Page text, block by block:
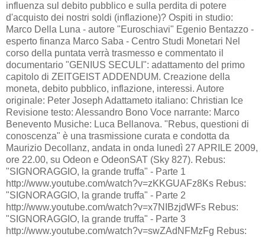
influenza sul debito pubblico e sulla perdita di potere
d'acquisto dei nostri soldi (inflazione)? Ospiti in studio:
Marco Della Luna - autore "Euroschiavi" Egenio Bentazzo -
esperto finanza Marco Saba - Centro Studi Monetari Nel
corso della puntata verrà trasmesso e commentato il
documentario "GENIUS SECULI": adattamento del primo
capitolo di ZEITGEIST ADDENDUM. Creazione della
moneta, debito pubblico, inflazione, interessi. Autore
originale: Peter Joseph Adattameto italiano: Christian Ice
Revisione testo: Alessandro Bono Voce narrante: Marco
Benevento Musiche: Luca Bellanova. "Rebus, questioni di
conoscenza" è una trasmissione curata e condotta da
Maurizio Decollanz, andata in onda lunedì 27 APRILE 2009,
ore 22.00, su Odeon e OdeonSAT (Sky 827). Rebus:
"SIGNORAGGIO, la grande truffa" - Parte 1
http://www.youtube.com/watch?v=zKKGUAFz8Ks Rebus:
"SIGNORAGGIO, la grande truffa" - Parte 2
http://www.youtube.com/watch?v=x7NIBzjdWFs Rebus:
"SIGNORAGGIO, la grande truffa" - Parte 3
http://www.youtube.com/watch?v=swZAdNFMzFg Rebus: